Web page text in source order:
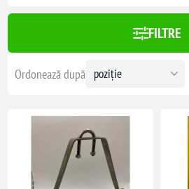
FILTRE
Ordonează după